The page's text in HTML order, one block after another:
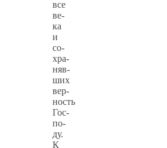
все
ве­
ка
и
со­
хра­
няв­
ших
вер­
ность
Гос­
по­
ду.
К